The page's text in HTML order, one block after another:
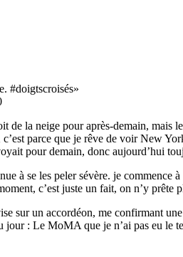
#doigtscroisés
de la neige pour après-demain, mais
parce que je rêve de voir New
pour demain, donc aujourd’hui
à se les peler sévère. je
c’est juste un fait, on n’y prête
sur un accordéon, me confirmant
jour : Le MoMA que je n’ai pas eu le